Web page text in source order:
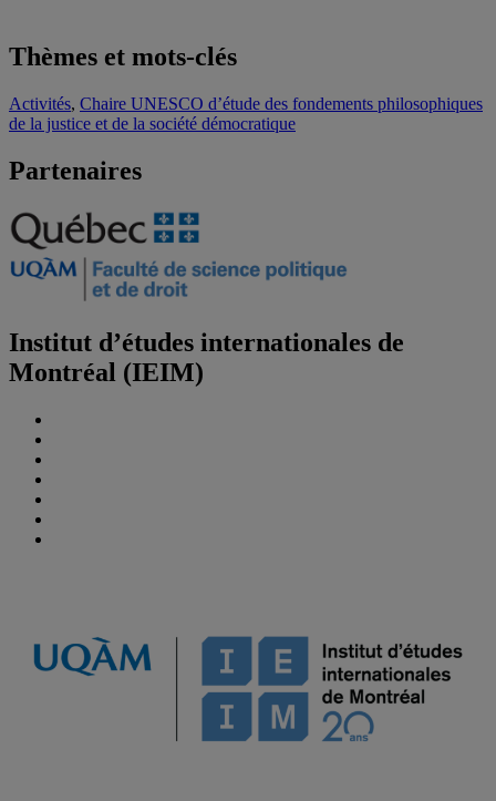
Thèmes et mots-clés
Activités, Chaire UNESCO d’étude des fondements philosophiques
de la justice et de la société démocratique
Partenaires
Institut d’études internationales de
Montréal (IEIM)